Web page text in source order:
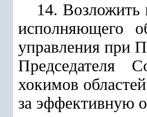
14. Возложить
исполняющего
управления при
Председателя
хокимов
за эффективную